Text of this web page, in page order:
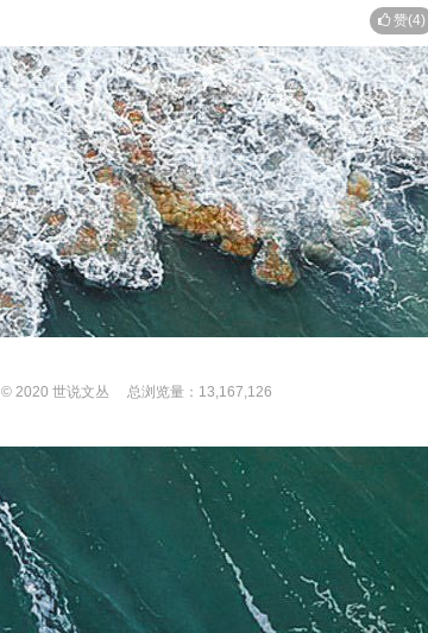
赞(4)
© 2020 世说文丛 总浏览量：13,167,126